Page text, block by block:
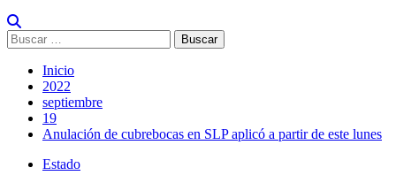
Inicio
2022
septiembre
19
Anulación de cubrebocas en SLP aplicó a partir de este lunes
Estado